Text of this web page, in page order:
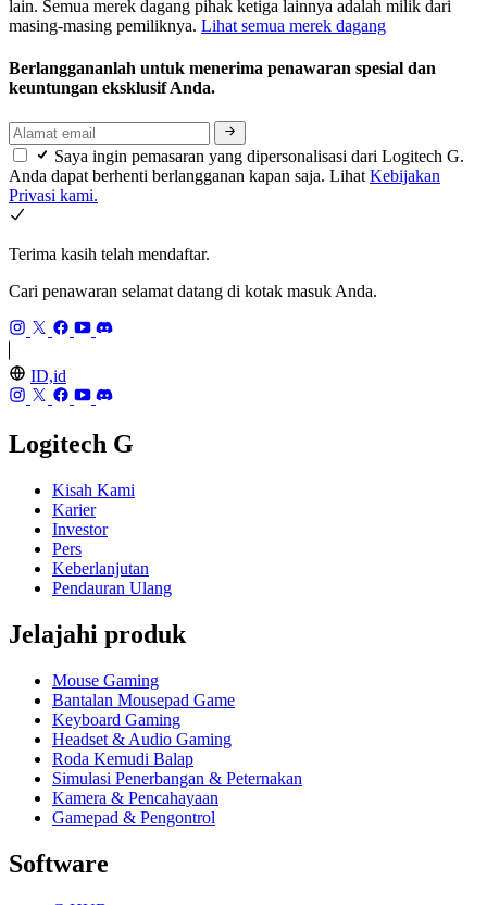
lain. Semua merek dagang pihak ketiga lainnya adalah milik dari
masing-masing pemiliknya. Lihat semua merek dagang
Berlanggananlah untuk menerima penawaran spesial dan
keuntungan eksklusif Anda.
Saya ingin pemasaran yang dipersonalisasi dari Logitech G.
Anda dapat berhenti berlangganan kapan saja. LihatKebijakan
Privasi kami.
Terima kasih telah mendaftar.
Cari penawaran selamat datang di kotak masuk Anda.
ID,id
Logitech G
Kisah Kami
Karier
Investor
Pers
Keberlanjutan
Pendauran Ulang
Jelajahi produk
Mouse Gaming
Bantalan Mousepad Game
Keyboard Gaming
Headset & Audio Gaming
Roda Kemudi Balap
Simulasi Penerbangan & Peternakan
Kamera & Pencahayaan
Gamepad & Pengontrol
Software